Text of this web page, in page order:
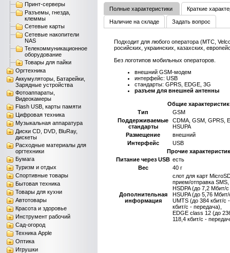
Принт-серверы
Разъемы, гнезда,
клеммы
Сетевые карты
Сетевые накопители
NAS
Телекоммуникационное
оборудование
Товары для пайки
Оргтехника
Аккумуляторы, Батарейки,
Зарядные устройства
Фотоаппараты,
Видеокамеры
Flash USB, карты памяти
Цифровая техника
Музыкальная аппаратура
Диски CD, DVD, BluRay,
дискеты
Расходные материалы для
оргтехники
Бумага
Туризм и отдых
Спортивные товары
Бытовая техника
Товары для кухни
Автотовары
Красота и здоровье
Инструмент рабочий
Сад-огород
Техника Apple
Оптика
Игрушки
Полные характеристики Краткие
Наличие на складе Задать вопрос
Подходит для любого оператора (МТС,
росийских, украинских, казахских,
Без логотипов мобильных операторов.
внешний GSM-модем
интерфейс: USB
стандарты: GPRS, EDGE, 3G
разъем для внешней антенны
Общие
Тип
GSM
Поддерживаемые
стандарты
CDMA, GSM, GPRS,
HSUPA
Размещение
внешний
Интерфейс
USB
Прочие
Питание через USB есть
Вес
40 г
Дополнительная
информация
слот для карт
прием/отправка SMS,
HSDPA (до 7,2 Мбит/
HSUPA (до 5,76
UMTS (до 384 кбит/c
кбит/c - передача),
EDGE class 12 (до
118,4 кбит/c -